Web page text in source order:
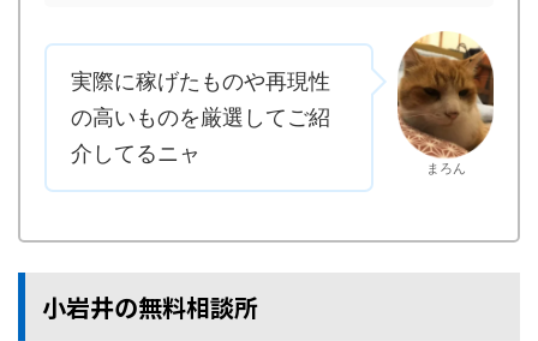
実際に稼げたものや再現性
の高いものを厳選してご紹
介してるニャ
まろん
小岩井の無料相談所